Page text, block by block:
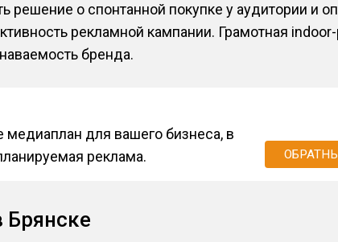
решение о спонтанной покупке у аудитории и
рекламной кампании. Грамотная
бренда.
медиаплан для вашего бизнеса, в
реклама.